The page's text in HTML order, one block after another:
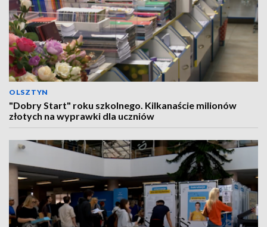
OLSZTYN
"Dobry Start" roku szkolnego. Kilkanaście milionów
złotych na wyprawki dla uczniów